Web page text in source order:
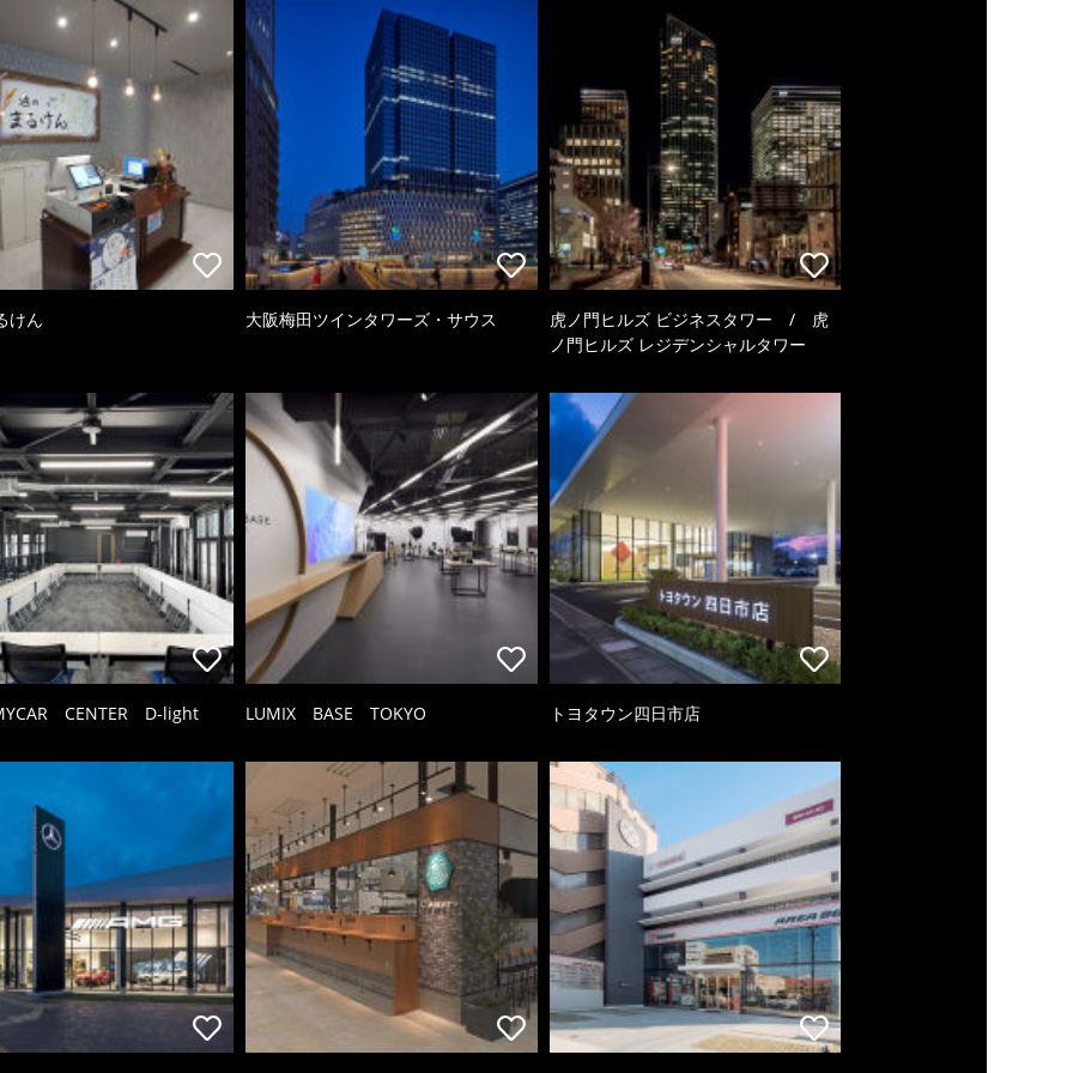
けん 大阪梅田ツインタワーズ・サウス
虎ノ門ヒルズ ビジネスタワー / 虎
ノ門ヒルズ レジデンシャルタワー
CENTER D-light LUMIX BASE TOKYO トヨタウン四日市店